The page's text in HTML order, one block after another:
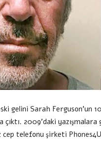
gelini Sarah Ferguson’un
2009’daki yazışmalara
telefonu şirketi